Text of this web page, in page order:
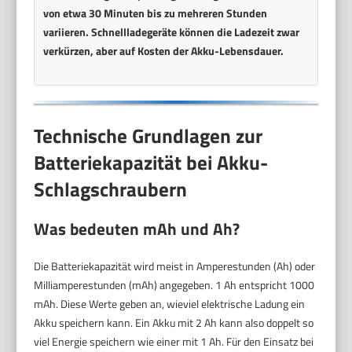
von etwa 30 Minuten bis zu mehreren Stunden
variieren. Schnellladegeräte können die Ladezeit zwar
verkürzen, aber auf Kosten der Akku-Lebensdauer.
Technische Grundlagen zur
Batteriekapazität bei Akku-
Schlagschraubern
Was bedeuten mAh und Ah?
Die Batteriekapazität wird meist in Amperestunden (Ah) oder
Milliamperestunden (mAh) angegeben. 1 Ah entspricht 1000
mAh. Diese Werte geben an, wieviel elektrische Ladung ein
Akku speichern kann. Ein Akku mit 2 Ah kann also doppelt so
viel Energie speichern wie einer mit 1 Ah. Für den Einsatz bei